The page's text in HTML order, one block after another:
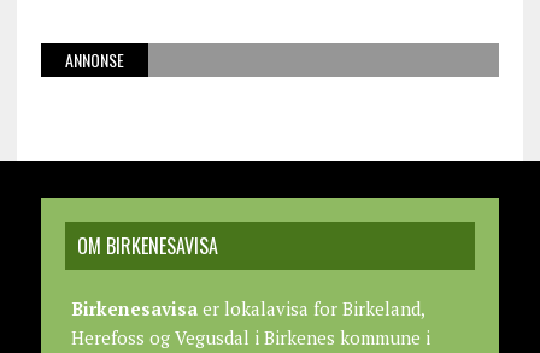
ANNONSE
OM BIRKENESAVISA
Birkenesavisaer lokalavisa for Birkeland,
Herefoss og Vegusdal i Birkenes kommune i